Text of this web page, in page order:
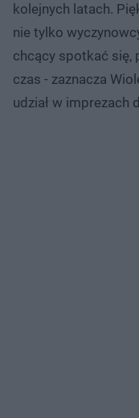
kolejnych latach.
nie tylko
chcący spotkać się,
czas - zaznacza
udział w imprezach